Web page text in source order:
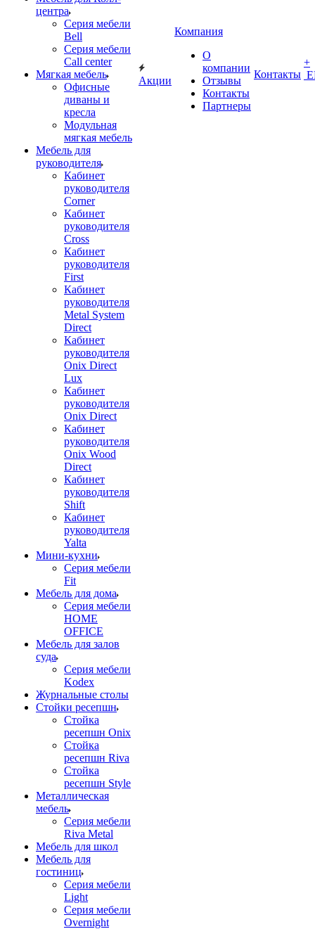
центра
Серия мебели
Bell
Серия мебели
Call center
Мягкая мебель
Офисные
диваны и
кресла
Модульная
мягкая мебель
Мебель для
руководителя
Кабинет
руководителя
Corner
Кабинет
руководителя
Cross
Кабинет
руководителя
First
Кабинет
руководителя
Metal System
Direct
Кабинет
руководителя
Onix Direct
Lux
Кабинет
руководителя
Onix Direct
Кабинет
руководителя
Onix Wood
Direct
Кабинет
руководителя
Shift
Кабинет
руководителя
Yalta
Мини-кухни
Серия мебели
Fit
Мебель для дома
Серия мебели
HOME
OFFICE
Мебель для залов
суда
Серия мебели
Kodex
Журнальные столы
Стойки ресепшн
Стойка
ресепшн Onix
Стойка
ресепшн Riva
Стойка
ресепшн Style
Металлическая
мебель
Серия мебели
Riva Metal
Мебель для школ
Мебель для
гостиниц
Серия мебели
Light
Серия мебели
Overnight
Акции
Компания
О
компании
Отзывы
Контакты
Партнеры
Контакты
+